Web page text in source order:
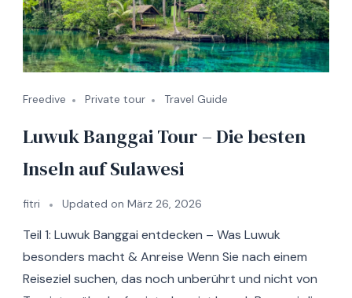
Freedive Private tour Travel Guide
Luwuk Banggai Tour – Die besten
Inseln auf Sulawesi
fitri Updated on März 26, 2026
Teil 1: Luwuk Banggai entdecken – Was Luwuk
besonders macht & Anreise Wenn Sie nach einem
Reiseziel suchen, das noch unberührt und nicht von